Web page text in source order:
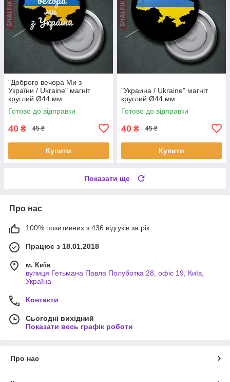
"Доброго вечора Ми з
України / Ukraine" магніт
круглий Ø44 мм
Готово до відправки
40 ₴ 45 ₴
Купити
"Украина / Ukraine" магніт
круглий Ø44 мм
Готово до відправки
40 ₴ 45 ₴
Купити
Показати ще
Про нас
100% позитивних з 436 відгуків за рік
Працює з 18.01.2018
м. Київ
вулиця Гетьмана Павла Полуботка 28, офіс 19, Київ,
Україна
Контакти
Сьогодні вихідний
Показати весь графік роботи
Про нас